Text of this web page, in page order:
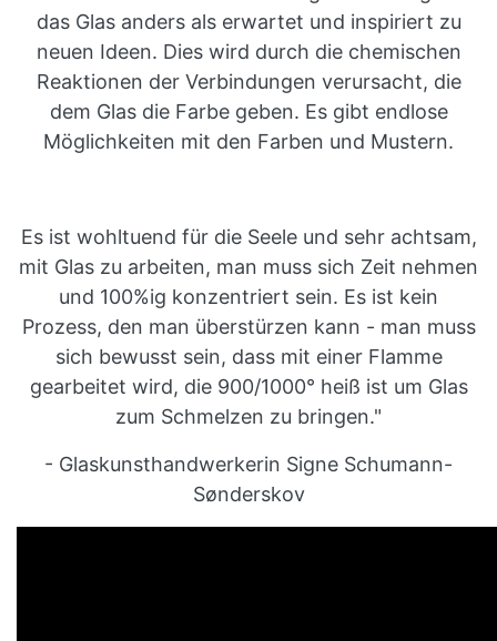
das Glas anders als erwartet und inspiriert zu
neuen Ideen. Dies wird durch die chemischen
Reaktionen der Verbindungen verursacht, die
dem Glas die Farbe geben. Es gibt endlose
Möglichkeiten mit den Farben und Mustern.
Es ist wohltuend für die Seele und sehr achtsam,
mit Glas zu arbeiten, man muss sich Zeit nehmen
und 100%ig konzentriert sein. Es ist kein
Prozess, den man überstürzen kann - man muss
sich bewusst sein, dass mit einer Flamme
gearbeitet wird, die 900/1000° heiß ist um Glas
zum Schmelzen zu bringen."
- Glaskunsthandwerkerin Signe Schumann-
Sønderskov